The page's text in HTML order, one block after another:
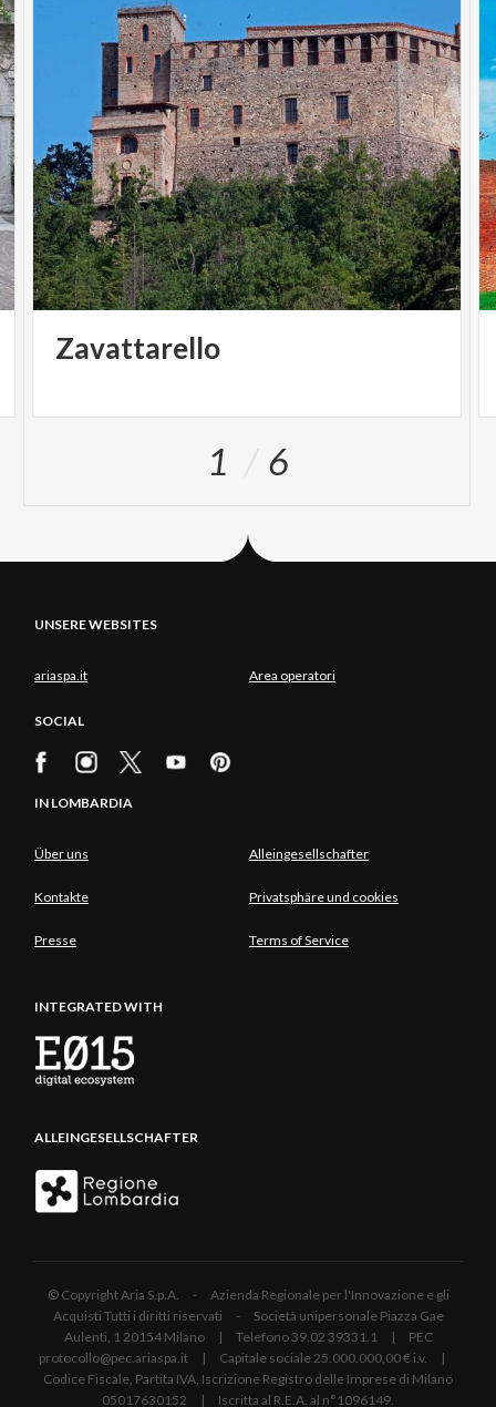
Zavattarello
1 6
UNSERE WEBSITES
ariaspa.it Area operatori
SOCIAL
IN LOMBARDIA
Über uns Alleingesellschafter
Kontakte Privatsphäre und cookies
Presse Terms of Service
INTEGRATED WITH
ALLEINGESELLSCHAFTER
© Copyright Aria S.p.A. - Azienda Regionale per l'Innovazione e gli
Acquisti Tutti i diritti riservati - Società unipersonale Piazza Gae
Aulenti, 1 20154 Milano | Telefono 39.02 39331.1 | PEC
protocollo@pec.ariaspa.it | Capitale sociale 25.000.000,00 € i.v. |
Codice Fiscale, Partita IVA, Iscrizione Registro delle Imprese di Milano
05017630152 | Iscritta al R.E.A. al n°1096149.